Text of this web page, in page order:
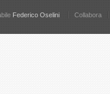
Federico Oselini Collabora